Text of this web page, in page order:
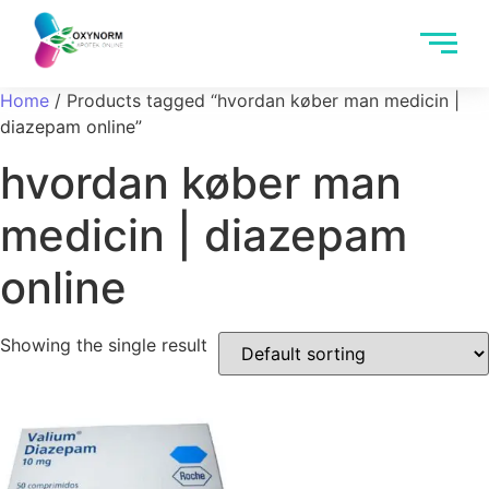
Home / Products tagged “hvordan køber man medicin |
diazepam online”
hvordan køber man
medicin | diazepam
online
Showing the single result